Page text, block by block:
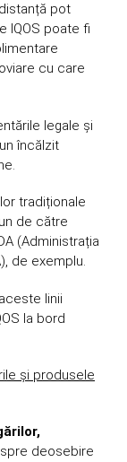
pot
IQOS poate fi
cu care
legale și
încălzit
tradiționale
de către
(Administrația
de exemplu.
linii
la bord
și produsele
deosebire